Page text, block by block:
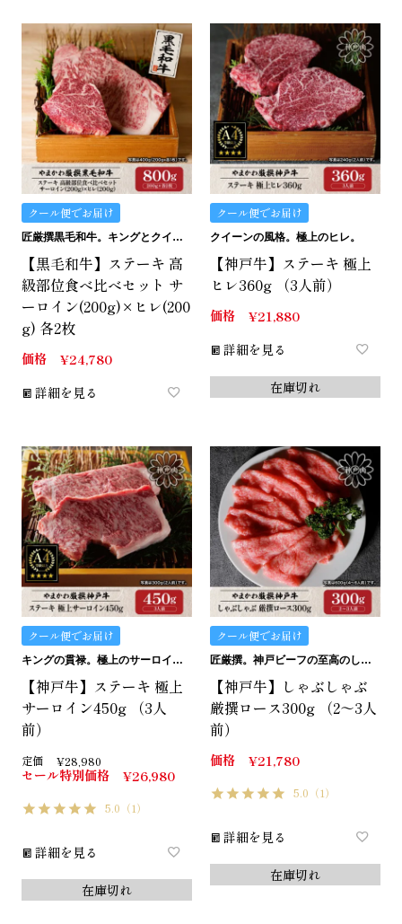
クール便でお届け
匠厳撰黒毛和牛。キングとクイーンの詰め合わせ。
【黒毛和牛】ステーキ 高
級部位食べ比べセット サ
ーロイン(200g)×ヒレ(200
g) 各2枚
価格 ¥24,780
詳細を見る
クール便でお届け
クイーンの風格。極上のヒレ。
【神戸牛】ステーキ 極上
ヒレ360g （3人前）
価格 ¥21,880
詳細を見る
在庫切れ
クール便でお届け
キングの貫禄。極上のサーロイン。
【神戸牛】ステーキ 極上
サーロイン450g （3人
前）
定価 ¥28,980
セール特別価格 ¥26,980
5.0 （1）
詳細を見る
在庫切れ
クール便でお届け
匠厳撰。神戸ビーフの至高のしゃぶしゃぶ用ロースです。
【神戸牛】しゃぶしゃぶ
厳撰ロース300g （2～3人
前）
価格 ¥21,780
5.0 （1）
詳細を見る
在庫切れ